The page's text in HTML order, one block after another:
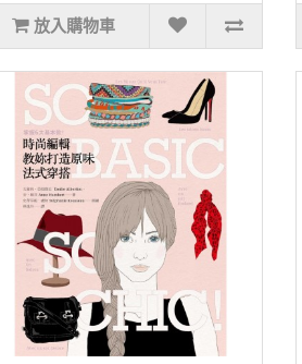
放入購物車